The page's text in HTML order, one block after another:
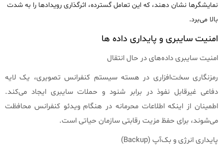
نمایشگرها نشان دهند، که این تعامل گسترده، اثرگذاری رویدادها را به شدت
بالا می‌برد.
امنیت سایبری و پایداری داده ها
امنیت سایبری داده‌های در حال انتقال
رمزنگاری سخت‌افزاری در هسته سیستم کنفرانس تصویری، یک لایه
دفاعی غیرقابل نفوذ در برابر شنود و حملات سایبری ایجاد می‌کند.
اطمینان از اینکه اطلاعات محرمانه در هنگام ویدئو کنفرانس محافظت
می‌شوند، برای حفظ مزیت رقابتی سازمان حیاتی است.
پایداری انرژی و بک‌آپ (Backup)